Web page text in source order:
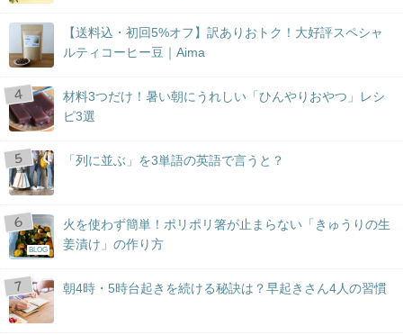
【送料込・初回5%オフ】訳ありおトク！大好評スペシャ
ルティコーヒー豆｜Aima
材料3つだけ！暑い朝にうれしい「ひんやりおやつ」レシ
ピ3選
「列に並ぶ」を3単語の英語で言うと？
BLOG
火を使わず簡単！ポリポリ箸が止まらない「きゅうりの生
姜漬け」の作り方
朝4時・5時台起きを続ける秘訣は？早起きさん4人の習慣